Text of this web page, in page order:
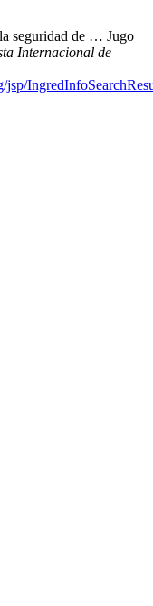
seguridad de … Jugo
Internacional de